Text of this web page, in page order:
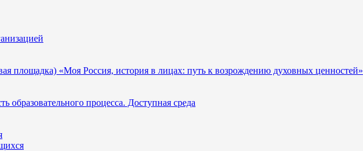
площадка) «Моя Россия, история в лицах: путь к возрождению духовных ценностей»
образовательного процесса. Доступная среда